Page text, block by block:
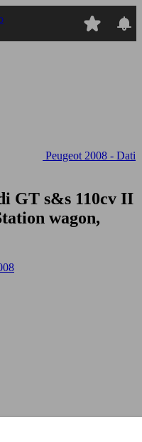
Peugeot 2008 - Dati
GT s&s 110cv II
wagon,